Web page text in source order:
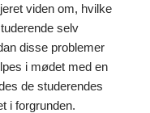
viden om, hvilke
selv
disse problemer
i mødet med en
de studerendes
i forgrunden.